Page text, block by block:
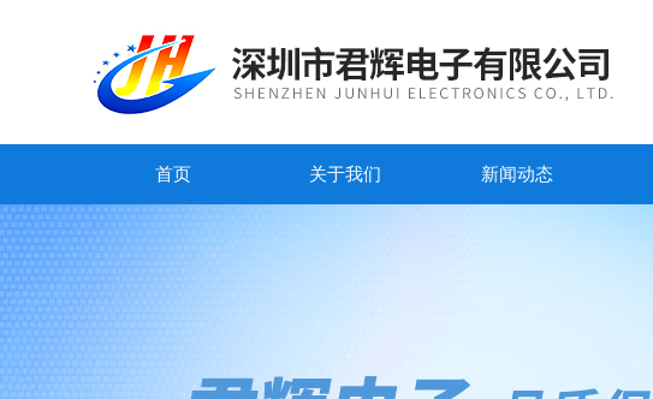
首页 关于我们 新闻动态